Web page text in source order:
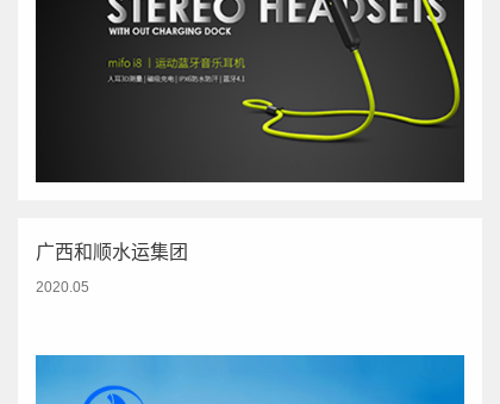
广西和顺水运集团
2020.05